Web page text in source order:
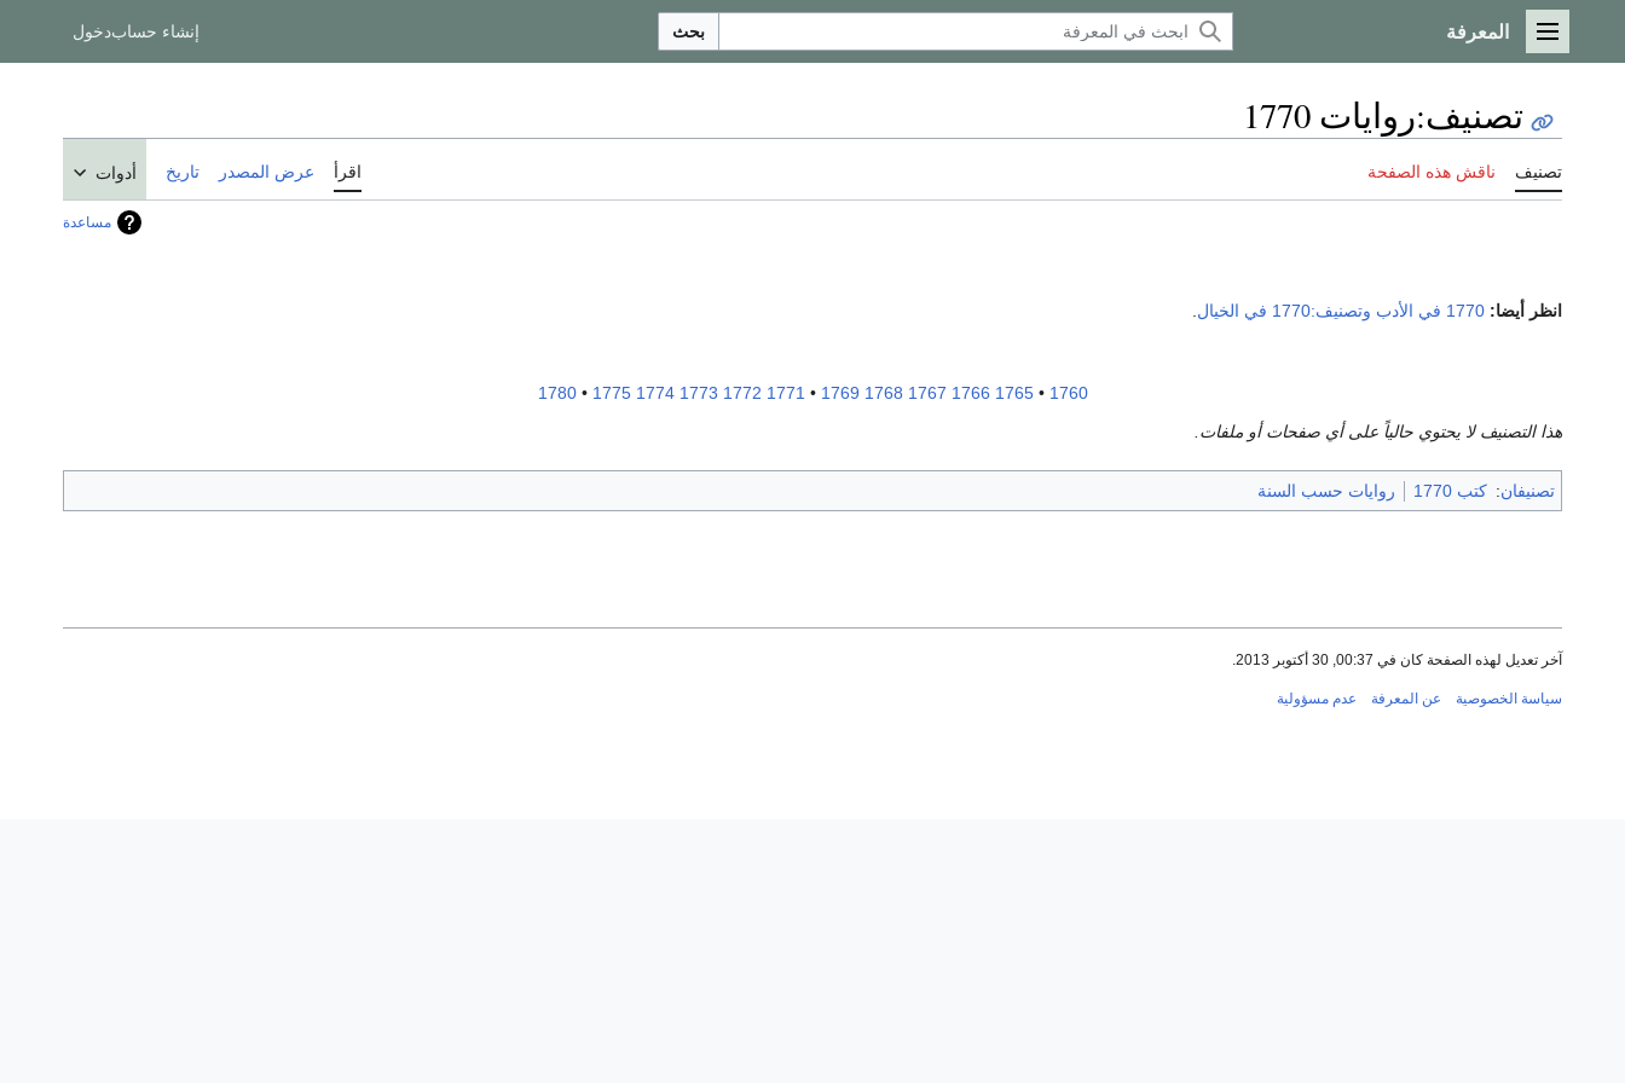
القائمة الرئيسية
المعرفة بحث إنشاء حسابدخول
تصنيف:روايات 1770
تصنيف ناقش هذه الصفحة اقرأ عرض المصدر تاريخ أدوات
مساعدة
انظر أيضا: 1770 في الأدب وتصنيف:1770 في الخيال
1760
•
1765
1766
1767
1768
1769
•
1771
1772
1773
1774
1775
•
1780
هذا التصنيف لا يحتوي حالياً على أي صفحات أو ملفات.
تصنيفان: كتب 1770 روايات حسب السنة
آخر تعديل لهذه الصفحة كان في 00:37, 30 أكتوبر 2013.
سياسة الخصوصية عن المعرفة عدم مسؤولية